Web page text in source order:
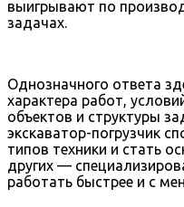
выигрывают по
задачах.
Однозначного ответа
характера работ,
объектов и структуры
экскаватор-погрузчик
типов техники и стать
других —
работать быстрее и с